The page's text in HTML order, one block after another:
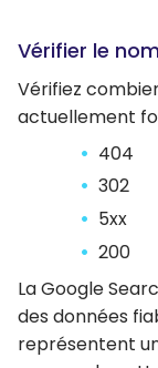
Vérifier le
Vérifiez
actuellement
404
302
5xx
200
La Google
des données
représentent